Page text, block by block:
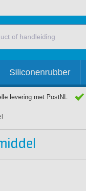
Siliconenrubber
levering met PostNL